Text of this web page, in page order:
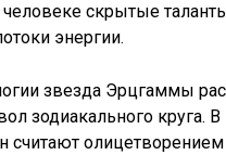
скрытые
энергии.
звезда Эрцгаммы
зодиакального круга.
считают